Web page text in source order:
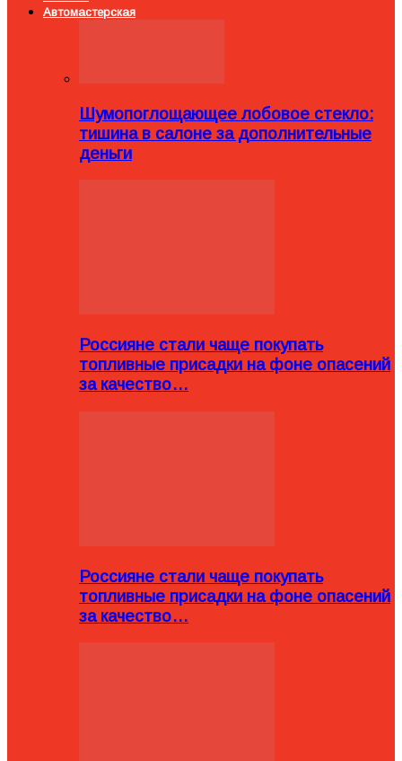
Автомастерская
Шумопоглощающее лобовое стекло:
тишина в салоне за дополнительные
деньги
Россияне стали чаще покупать
топливные присадки на фоне опасений
за качество…
Россияне стали чаще покупать
топливные присадки на фоне опасений
за качество…